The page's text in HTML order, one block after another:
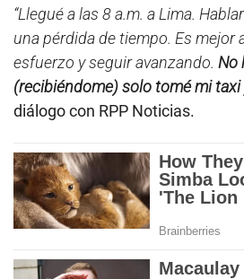
“Llegué a las 8 a.m. a Lima.
una pérdida de tiempo. Es mejor
esfuerzo y seguir avanzando. No
(recibiéndome) solo tomé mi
diálogo con RPP Noticias.